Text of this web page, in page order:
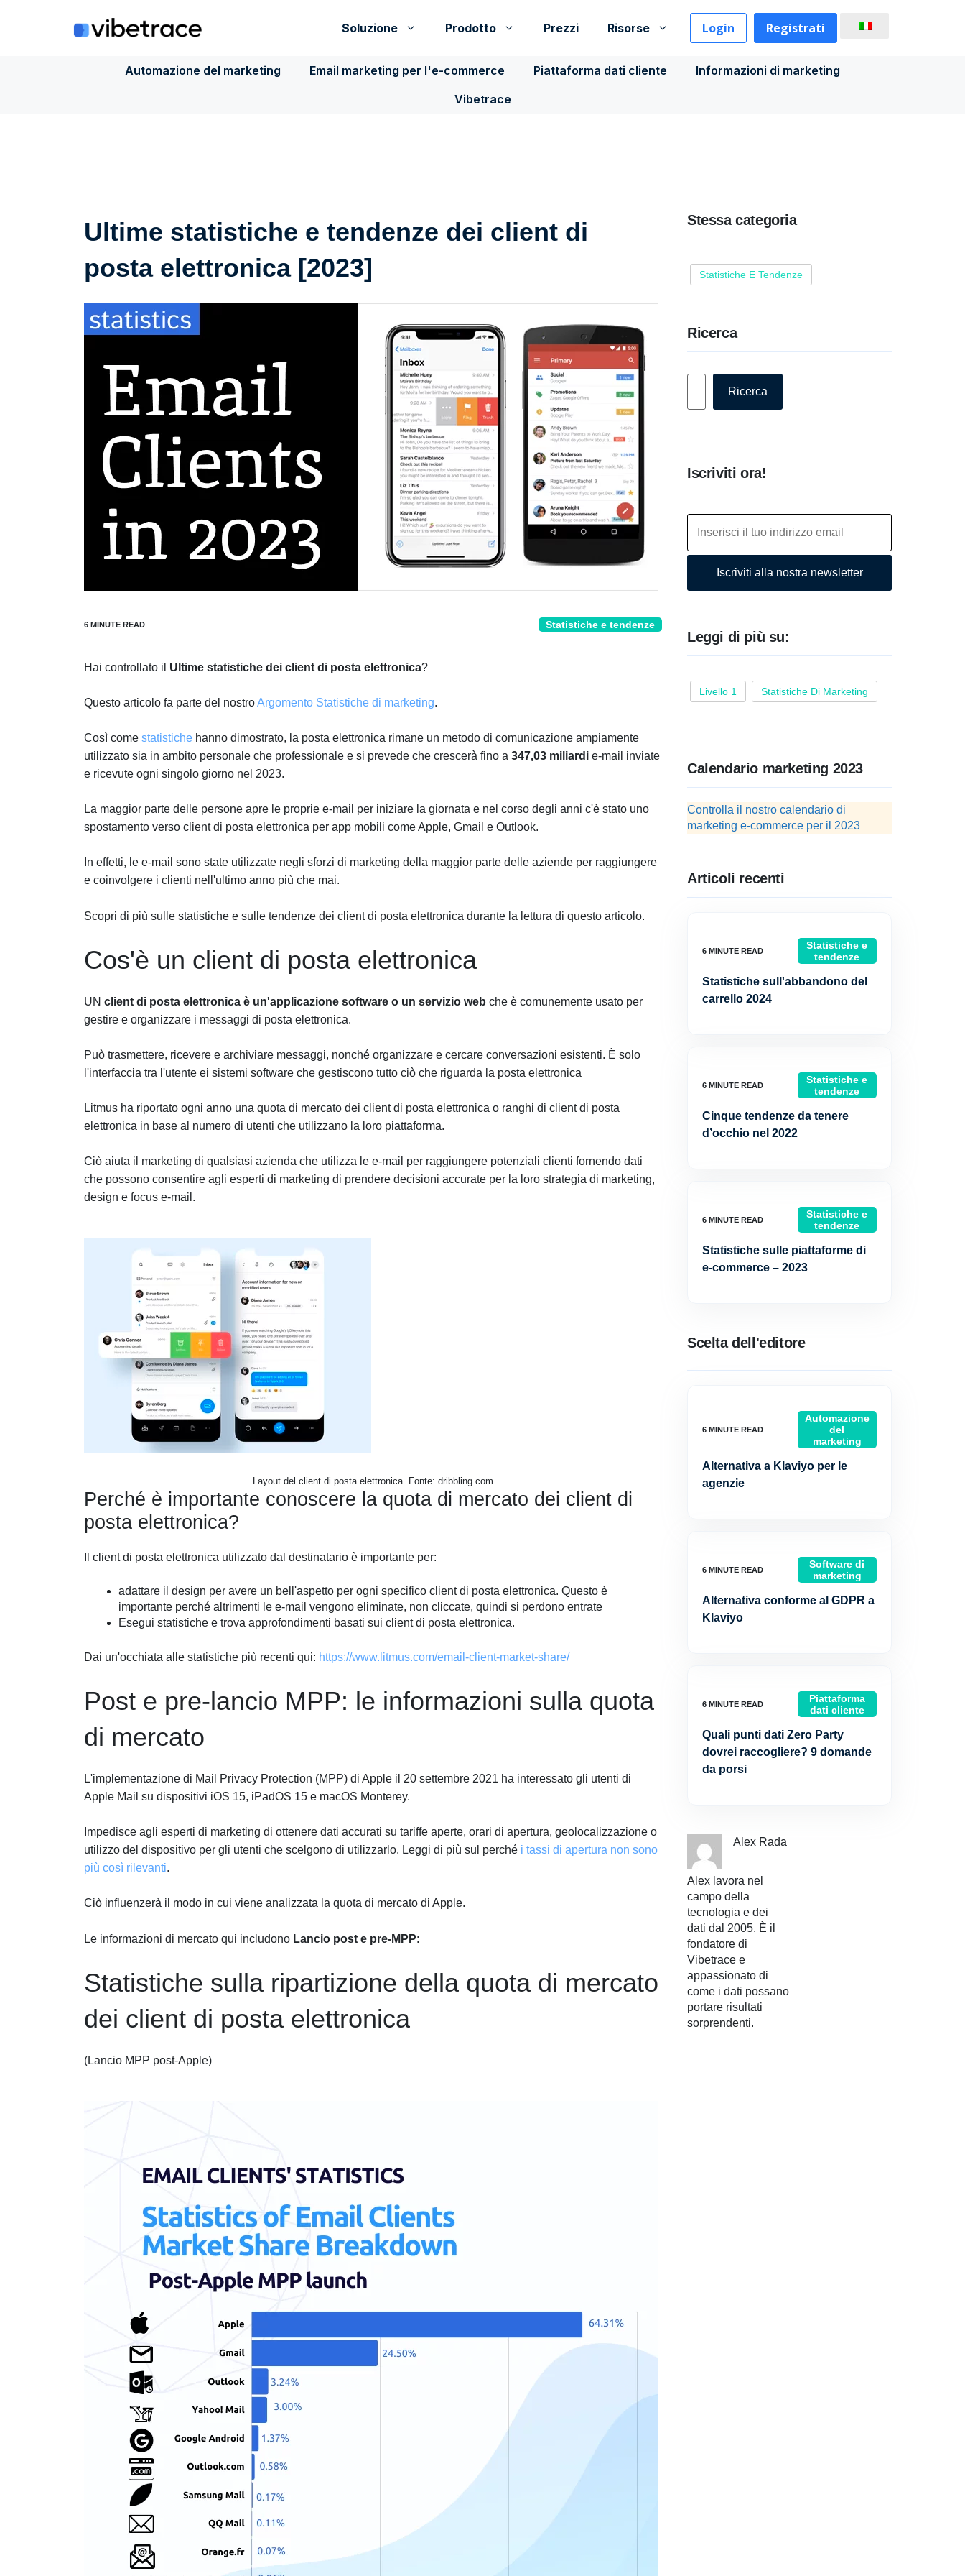
Soluzione Prodotto Prezzi Risorse Login Registrati
Automazione del marketing Email marketing per l'e-commerce Piattaforma dati cliente
Informazioni di marketing
Vibetrace
Ultime statistiche e tendenze dei client di
posta elettronica [2023]
Statistiche e tendenze
Hai controllato il Ultime statistiche dei client di posta elettronica?
Questo articolo fa parte del nostroArgomento Statistiche di marketing.
Così come statistiche hanno dimostrato, la posta elettronica rimane un metodo di comunicazione ampiamente
utilizzato sia in ambito personale che professionale e si prevede che crescerà fino a 347,03 miliardi e-mail inviate
e ricevute ogni singolo giorno nel 2023.
La maggior parte delle persone apre le proprie e-mail per iniziare la giornata e nel corso degli anni c'è stato uno
spostamento verso client di posta elettronica per app mobili come Apple, Gmail e Outlook.
In effetti, le e-mail sono state utilizzate negli sforzi di marketing della maggior parte delle aziende per raggiungere
e coinvolgere i clienti nell'ultimo anno più che mai.
Scopri di più sulle statistiche e sulle tendenze dei client di posta elettronica durante la lettura di questo articolo.
Cos'è un client di posta elettronica
UN client di posta elettronica è un'applicazione software o un servizio web che è comunemente usato per
gestire e organizzare i messaggi di posta elettronica.
Può trasmettere, ricevere e archiviare messaggi, nonché organizzare e cercare conversazioni esistenti. È solo
l'interfaccia tra l'utente ei sistemi software che gestiscono tutto ciò che riguarda la posta elettronica
Litmus ha riportato ogni anno una quota di mercato dei client di posta elettronica o ranghi di client di posta
elettronica in base al numero di utenti che utilizzano la loro piattaforma.
Ciò aiuta il marketing di qualsiasi azienda che utilizza le e-mail per raggiungere potenziali clienti fornendo dati
che possono consentire agli esperti di marketing di prendere decisioni accurate per la loro strategia di marketing,
design e focus e-mail.
Layout del client di posta elettronica. Fonte: dribbling.com
Perché è importante conoscere la quota di mercato dei client di
posta elettronica?
Il client di posta elettronica utilizzato dal destinatario è importante per:
adattare il design per avere un bell'aspetto per ogni specifico client di posta elettronica. Questo è
importante perché altrimenti le e-mail vengono eliminate, non cliccate, quindi si perdono entrate
Esegui statistiche e trova approfondimenti basati sui client di posta elettronica.
Dai un'occhiata alle statistiche più recenti qui: https://www.litmus.com/email-client-market-share/
Post e pre-lancio MPP: le informazioni sulla quota
di mercato
L'implementazione di Mail Privacy Protection (MPP) di Apple il 20 settembre 2021 ha interessato gli utenti di
Apple Mail su dispositivi iOS 15, iPadOS 15 e macOS Monterey.
Impedisce agli esperti di marketing di ottenere dati accurati su tariffe aperte, orari di apertura, geolocalizzazione o
utilizzo del dispositivo per gli utenti che scelgono di utilizzarlo. Leggi di più sul perché i tassi di apertura non sono
più così rilevanti.
Ciò influenzerà il modo in cui viene analizzata la quota di mercato di Apple.
Le informazioni di mercato qui includono Lancio post e pre-MPP:
Statistiche sulla ripartizione della quota di mercato
dei client di posta elettronica
(Lancio MPP post-Apple)
Stessa categoria
Statistiche E Tendenze
Ricerca
Ricerca
Iscriviti ora!
Iscriviti alla nostra newsletter
Leggi di più su:
Livello 1 Statistiche Di Marketing
Calendario marketing 2023
Controlla il nostro calendario di
marketing e-commerce per il 2023
Articoli recenti
Statistiche e
tendenze
Statistiche sull'abbandono del
carrello 2024
Statistiche e
tendenze
Cinque tendenze da tenere
d’occhio nel 2022
Statistiche e
tendenze
Statistiche sulle piattaforme di
e-commerce – 2023
Scelta dell'editore
Automazione
del
marketing
Alternativa a Klaviyo per le
agenzie
Software di
marketing
Alternativa conforme al GDPR a
Klaviyo
Piattaforma
dati cliente
Quali punti dati Zero Party
dovrei raccogliere? 9 domande
da porsi
Alex Rada
Alex lavora nel
campo della
tecnologia e dei
dati dal 2005. È il
fondatore di
Vibetrace e
appassionato di
come i dati possano
portare risultati
sorprendenti.